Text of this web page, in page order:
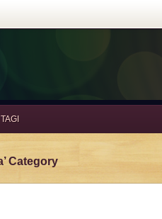
TAGI
Category